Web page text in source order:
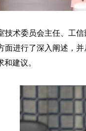
术委员会主任、工
进行了深入阐述，
建议。